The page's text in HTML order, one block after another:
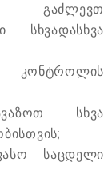
გაძლევთ
სხვადასხვა
კონტროლის
სხვა
საცდელი